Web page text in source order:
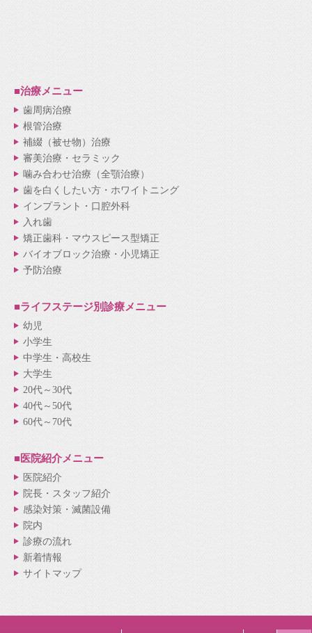
■治療メニュー
歯周病治療
根管治療
補綴（被せ物）治療
審美治療・セラミック
噛み合わせ治療（全顎治療）
歯を白くしたい方・ホワイトニング
インプラント・口腔外科
入れ歯
矯正歯科・マウスピース型矯正
バイオブロック治療・小児矯正
予防治療
■ライフステージ別診療メニュー
幼児
小学生
中学生・高校生
大学生
20代～30代
40代～50代
60代～70代
■医院紹介メニュー
医院紹介
院長・スタッフ紹介
感染対策・滅菌設備
院内
診療の流れ
新着情報
サイトマップ